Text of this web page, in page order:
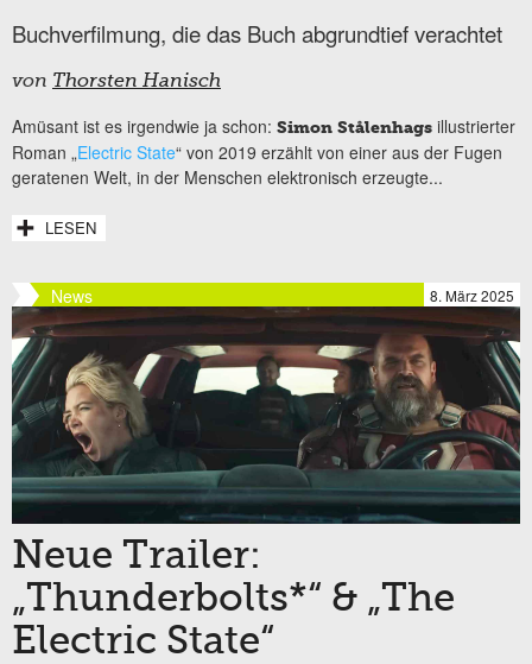
Buchverfilmung, die das Buch abgrundtief verachtet
von Thorsten Hanisch
Amüsant ist es irgendwie ja schon: Simon Stålenhags illustrierter
Roman „Electric State“ von 2019 erzählt von einer aus der Fugen
geratenen Welt, in der Menschen elektronisch erzeugte...
LESEN
News 8. März 2025
Neue Trailer:
„Thunderbolts*“ & „The
Electric State“